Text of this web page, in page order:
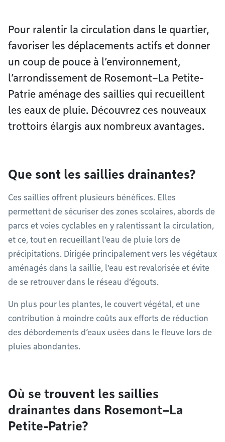
Pour ralentir la circulation dans le quartier,
favoriser les déplacements actifs et donner
un coup de pouce à l’environnement,
l’arrondissement de Rosemont–La Petite-
Patrie aménage des saillies qui recueillent
les eaux de pluie. Découvrez ces nouveaux
trottoirs élargis aux nombreux avantages.
Que sont les saillies drainantes?
Ces saillies offrent plusieurs bénéfices. Elles
permettent de sécuriser des zones scolaires, abords de
parcs et voies cyclables en y ralentissant la circulation,
et ce, tout en recueillant l’eau de pluie lors de
précipitations. Dirigée principalement vers les végétaux
aménagés dans la saillie, l’eau est revalorisée et évite
de se retrouver dans le réseau d’égouts.
Un plus pour les plantes, le couvert végétal, et une
contribution à moindre coûts aux efforts de réduction
des débordements d’eaux usées dans le fleuve lors de
pluies abondantes.
Où se trouvent les saillies
drainantes dans Rosemont–La
Petite-Patrie?